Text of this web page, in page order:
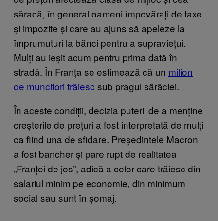
săracă, în general oameni împovărați de taxe
și impozite și care au ajuns să apeleze la
împrumuturi la bănci pentru a supraviețui.
Mulți au ieșit acum pentru prima dată în
stradă. În Franța se estimează că un milion
de muncitori trăiesc sub pragul sărăciei.
În aceste condiții, decizia puterii de a menține
creșterile de prețuri a fost interpretată de mulți
ca fiind una de sfidare. Președintele Macron
a fost bancher și pare rupt de realitatea
„Franței de jos”, adică a celor care trăiesc din
salariul minim pe economie, din minimum
social sau sunt în șomaj.